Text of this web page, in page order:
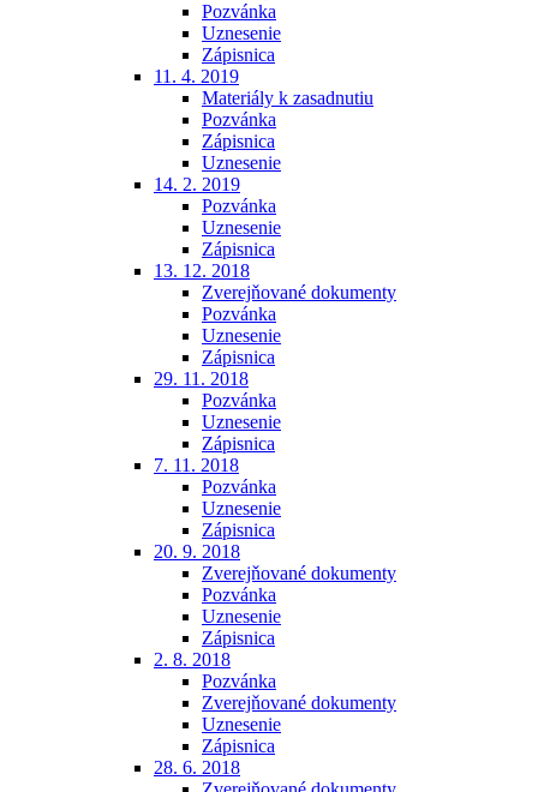
Pozvánka
Uznesenie
Zápisnica
11. 4. 2019
Materiály k zasadnutiu
Pozvánka
Zápisnica
Uznesenie
14. 2. 2019
Pozvánka
Uznesenie
Zápisnica
13. 12. 2018
Zverejňované dokumenty
Pozvánka
Uznesenie
Zápisnica
29. 11. 2018
Pozvánka
Uznesenie
Zápisnica
7. 11. 2018
Pozvánka
Uznesenie
Zápisnica
20. 9. 2018
Zverejňované dokumenty
Pozvánka
Uznesenie
Zápisnica
2. 8. 2018
Pozvánka
Zverejňované dokumenty
Uznesenie
Zápisnica
28. 6. 2018